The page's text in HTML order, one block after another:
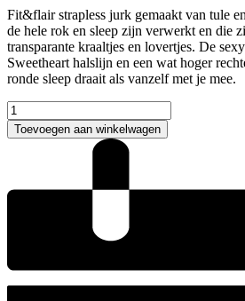
Fit&flair strapless jurk gemaakt van tule
de hele rok en sleep zijn verwerkt en die
transparante kraaltjes en lovertjes. De
Sweetheart halslijn en een wat hoger
ronde sleep draait als vanzelf met je mee.
Ladybird
Fjura
Trouwjurk
Toevoegen aan winkelwagen